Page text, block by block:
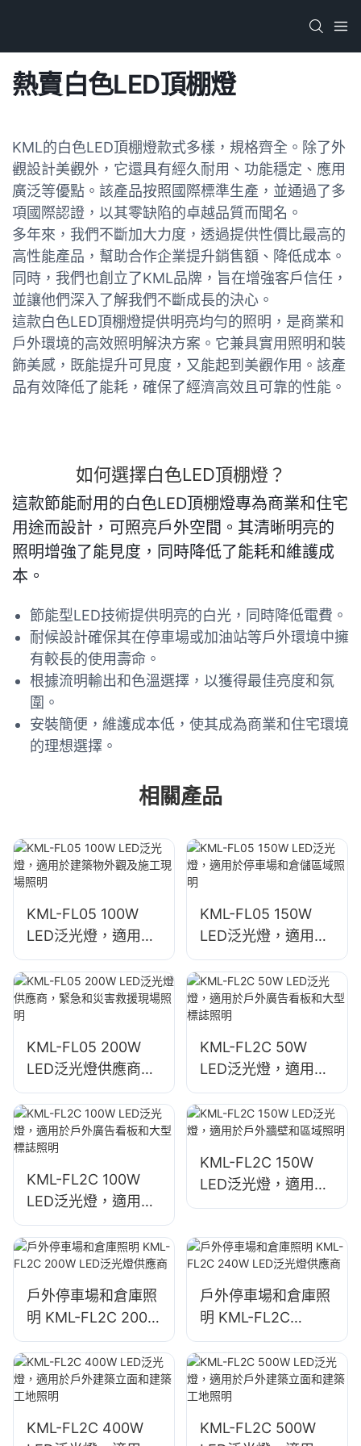
熱賣白色LED頂棚燈
KML的白色LED頂棚燈款式多樣，規格齊全。除了外
觀設計美觀外，它還具有經久耐用、功能穩定、應用
廣泛等優點。該產品按照國際標準生產，並通過了多
項國際認證，以其零缺陷的卓越品質而聞名。
多年來，我們不斷加大力度，透過提供性價比最高的
高性能產品，幫助合作企業提升銷售額、降低成本。
同時，我們也創立了KML品牌，旨在增強客戶信任，
並讓他們深入了解我們不斷成長的決心。
這款白色LED頂棚燈提供明亮均勻的照明，是商業和
戶外環境的高效照明解決方案。它兼具實用照明和裝
飾美感，既能提升可見度，又能起到美觀作用。該產
品有效降低了能耗，確保了經濟高效且可靠的性能。
如何選擇白色LED頂棚燈？
這款節能耐用的白色LED頂棚燈專為商業和住宅
用途而設計，可照亮戶外空間。其清晰明亮的
照明增強了能見度，同時降低了能耗和維護成
本。
節能型LED技術提供明亮的白光，同時降低電費。
耐候設計確保其在停車場或加油站等戶外環境中擁
有較長的使用壽命。
根據流明輸出和色溫選擇，以獲得最佳亮度和氛
圍。
安裝簡便，維護成本低，使其成為商業和住宅環境
的理想選擇。
相關產品
KML-FL05 100W
LED泛光燈，適用於
建築物外觀及施工現
場照明
KML-FL05 150W
LED泛光燈，適用於
停車場和倉儲區域照
明
KML-FL05 200W
LED泛光燈供應商，
緊急和災害救援現場
照明
KML-FL2C 50W
LED泛光燈，適用於
戶外廣告看板和大型
標誌照明
KML-FL2C 100W
LED泛光燈，適用於
戶外廣告看板和大型
標誌照明
KML-FL2C 150W
LED泛光燈，適用於
戶外牆壁和區域照明
戶外停車場和倉庫照
明 KML-FL2C 200W
LED泛光燈供應商
戶外停車場和倉庫照
明 KML-FL2C
240W LED泛光燈供
應商
KML-FL2C 400W
KML-FL2C 500W